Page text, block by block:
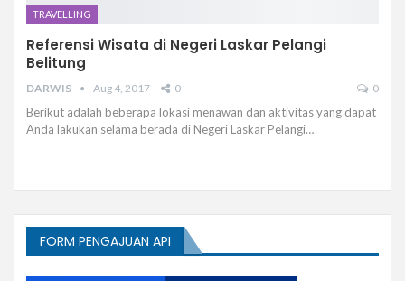
TRAVELLING
Referensi Wisata di Negeri Laskar Pelangi
Belitung
DARWIS Aug 4, 2017 0 0
Berikut adalah beberapa lokasi menawan dan aktivitas yang dapat
Anda lakukan selama berada di Negeri Laskar Pelangi…
FORM PENGAJUAN API